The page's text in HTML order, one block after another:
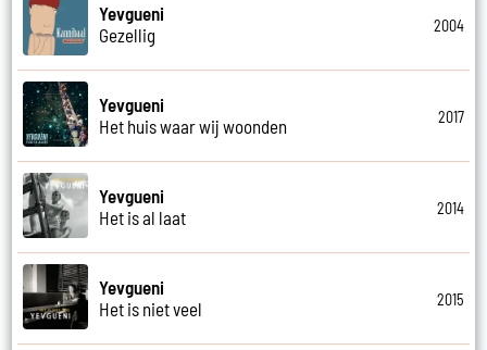
Yevgueni
Gezellig
2004
Yevgueni
Het huis waar wij woonden
2017
Yevgueni
Het is al laat
2014
Yevgueni
Het is niet veel
2015